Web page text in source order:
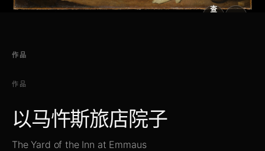
查
作品
作品
以马忤斯旅店院子
The Yard of the Inn at Emmaus